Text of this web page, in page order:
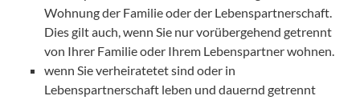
Wohnung der Familie oder der Lebenspartnerschaft.
Dies gilt auch, wenn Sie nur vorübergehend getrennt
von Ihrer Familie oder Ihrem Lebenspartner wohnen.
wenn Sie verheiratetet sind oder in
Lebenspartnerschaft leben und dauernd getrennt